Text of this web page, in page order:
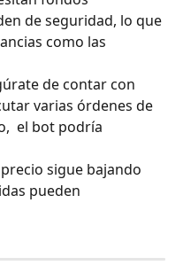
de seguridad, lo que
como las
de contar con
varias órdenes de
el bot podría
precio sigue bajando
pueden